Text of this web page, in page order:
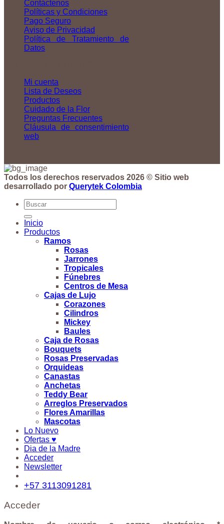
Contáctenos
Políticas y Condiciones
Pago Seguro
Aviso de Privacidad
Política de Tratamiento de
Datos
Mi cuenta
Lista de Deseos
Productos
Cuidado de la Flor
Preguntas Frecuentes
Cláusula de consentimiento
web
Todos los derechos reservados 2026 © Sitio web
desarrollado por Querytek Colombia
Buscar
por:
Inicio
Productos
Ramos
Rosas
Jarrones
Tropicales
Fúnebres
Centros de Mesa
Cajas de Lujo
Corazones
Cilindros
Mickey
Baules
Caja de Rosas
Bouquets
Rosas Preservadas
Orquideas
Canastas
Anchetas
Teddy Bear
Arreglos Preservados
Flores Amarillas
Mascotas
Lo Nuevo
Ofertas ♥
Dia de la Madre
Acceder
Newsletter
+57 3113091281
Acceder